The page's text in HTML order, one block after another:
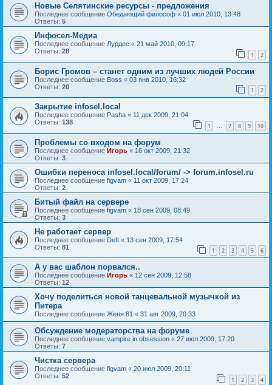
Новые Селятинские ресурсы - предложения
Последнее сообщение Обедающий философ « 01 июл 2010, 13:48
Ответы: 5
Инфосел-Медиа
Последнее сообщение Лурдес « 21 май 2010, 09:17
Ответы: 28 1 2
Борис Громов – станет одним из лучших людей России
Последнее сообщение Boss « 03 янв 2010, 16:32
Ответы: 20 1 2
Закрытие infosel.local
Последнее сообщение Pasha « 11 дек 2009, 21:04
Ответы: 138 1 … 7 8 9 10
Проблемы со входом на форум
Последнее сообщение Игорь « 16 окт 2009, 21:32
Ответы: 3
Ошибки переноса infosel.local/forum/ -> forum.infosel.ru
Последнее сообщение figvam « 11 окт 2009, 17:24
Ответы: 2
Битый файл на сервере
Последнее сообщение figvam « 18 сен 2009, 08:49
Ответы: 3
Не работает сервер
Последнее сообщение Deft « 13 сен 2009, 17:54
Ответы: 81 1 2 3 4 5 6
А у вас шаблон порвался..
Последнее сообщение Игорь « 12 сен 2009, 12:58
Ответы: 12
Хочу поделиться новой танцевальной музычкой из
Питера
Последнее сообщение Женя.81 « 31 авг 2009, 20:33
Обсуждение модераторства на форуме
Последнее сообщение vampire in obsession « 27 июл 2009, 17:20
Ответы: 7
Чистка сервера
Последнее сообщение figvam « 20 июл 2009, 20:11
Ответы: 52 1 2 3 4